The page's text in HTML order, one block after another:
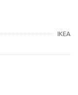
IKEA